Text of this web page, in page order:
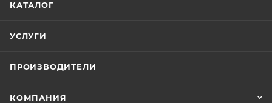
КАТАЛОГ
УСЛУГИ
ПРОИЗВОДИТЕЛИ
КОМПАНИЯ